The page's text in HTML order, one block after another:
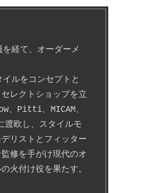
経て、オーダーメ
ルをコンセプトと
レクトショップを立
、Pitti、MICAM、
欧し、スタイルモ
リストとフィッター
修を手がけ現代のオ
火付け役を果たす。